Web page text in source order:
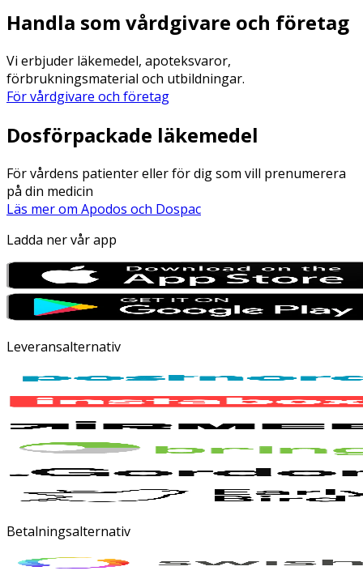
Handla som vårdgivare och företag
Vi erbjuder läkemedel, apoteksvaror,
förbrukningsmaterial och utbildningar.
För vårdgivare och företag
Dosförpackade läkemedel
För vårdens patienter eller för dig som vill prenumerera
på din medicin
Läs mer om Apodos och Dospac
Ladda ner vår app
Leveransalternativ
Betalningsalternativ